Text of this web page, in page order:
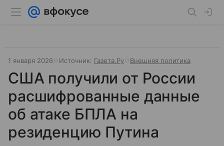
1 января 2026 Источник: Газета.Ру Внешняя политика
США получили от России
расшифрованные данные
об атаке БПЛА на
резиденцию Путина